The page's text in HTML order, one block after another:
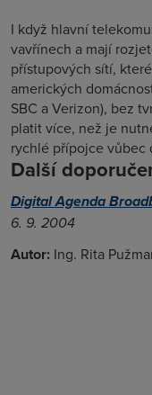
I když hlavní
vavřínech a mají
přístupových sítí,
amerických
SBC a Verizon), bez
platit více, než je
rychlé přípojce vůbec
Další
Digital Agenda
6. 9. 2004
Autor: Ing. Rita